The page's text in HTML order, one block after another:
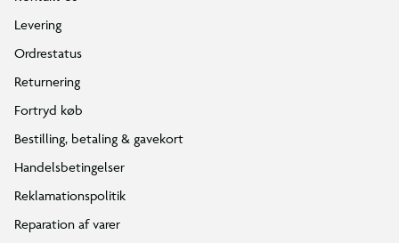
Levering
Ordrestatus
Returnering
Fortryd køb
Bestilling, betaling & gavekort
Handelsbetingelser
Reklamationspolitik
Reparation af varer